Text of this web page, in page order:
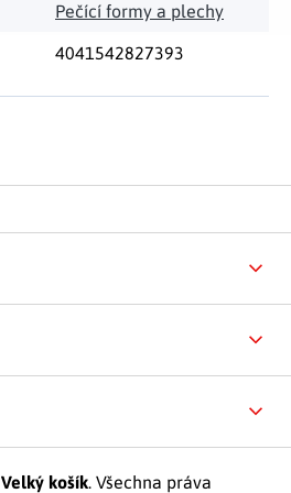
Pečící formy a plechy
4041542827393
Velký košík. Všechna práva